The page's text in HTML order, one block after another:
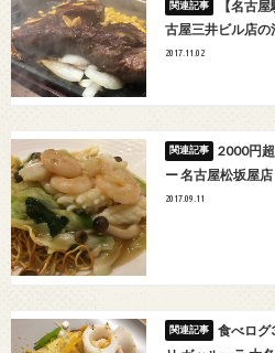
【名古
古屋三井ビル店の
2017.11.02
2000円
ー 名古屋松坂屋店
2017.09.11
食べログ